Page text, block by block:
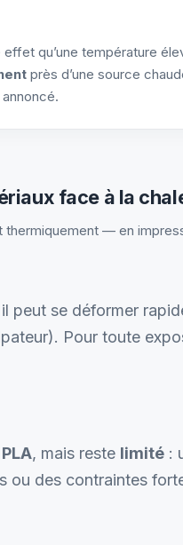
effet qu’une température
près d’une source
face à la
thermiquement — en
peut se déformer
Pour toute
, mais reste limité:
ou des contraintes